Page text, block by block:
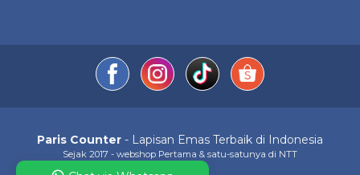
Paris Counter - Lapisan Emas Terbaik di Indonesia
Sejak 2017 - webshop Pertama & satu-satunya di NTT